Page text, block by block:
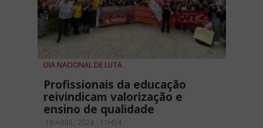
DIA NACIONAL DE LUTA
Profissionais da educação
reivindicam valorização e
ensino de qualidade
19 ABRIL, 2024 - 11H54